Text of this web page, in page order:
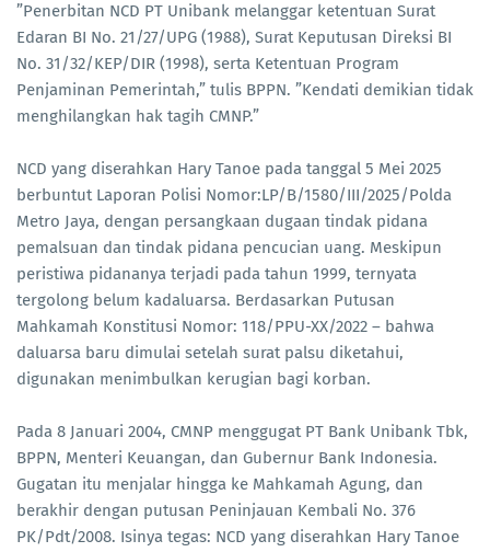
”Penerbitan NCD PT Unibank melanggar ketentuan Surat
Edaran BI No. 21/27/UPG (1988), Surat Keputusan Direksi BI
No. 31/32/KEP/DIR (1998), serta Ketentuan Program
Penjaminan Pemerintah,” tulis BPPN. ”Kendati demikian tidak
menghilangkan hak tagih CMNP.”
NCD yang diserahkan Hary Tanoe pada tanggal 5 Mei 2025
berbuntut Laporan Polisi Nomor:LP/B/1580/III/2025/Polda
Metro Jaya, dengan persangkaan dugaan tindak pidana
pemalsuan dan tindak pidana pencucian uang. Meskipun
peristiwa pidananya terjadi pada tahun 1999, ternyata
tergolong belum kadaluarsa. Berdasarkan Putusan
Mahkamah Konstitusi Nomor: 118/PPU-XX/2022 – bahwa
daluarsa baru dimulai setelah surat palsu diketahui,
digunakan menimbulkan kerugian bagi korban.
Pada 8 Januari 2004, CMNP menggugat PT Bank Unibank Tbk,
BPPN, Menteri Keuangan, dan Gubernur Bank Indonesia.
Gugatan itu menjalar hingga ke Mahkamah Agung, dan
berakhir dengan putusan Peninjauan Kembali No. 376
PK/Pdt/2008. Isinya tegas: NCD yang diserahkan Hary Tanoe